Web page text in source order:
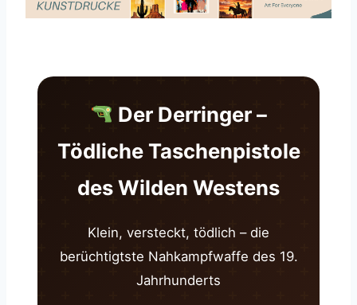
Der Derringer –
Tödliche Taschenpistole
des Wilden Westens
Klein, versteckt, tödlich – die
berüchtigtste Nahkampfwaffe des 19.
Jahrhunderts